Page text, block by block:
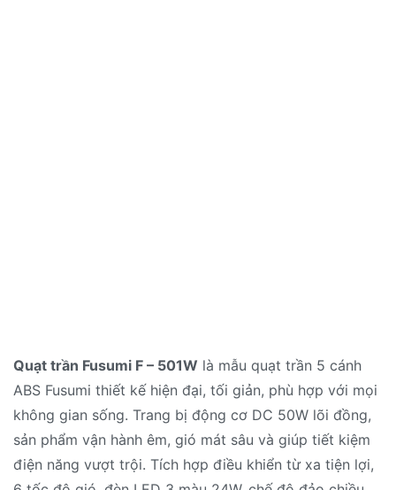
Quạt trần Fusumi F – 501W là mẫu quạt trần 5 cánh
ABS Fusumi thiết kế hiện đại, tối giản, phù hợp với mọi
không gian sống. Trang bị động cơ DC 50W lõi đồng,
sản phẩm vận hành êm, gió mát sâu và giúp tiết kiệm
điện năng vượt trội. Tích hợp điều khiển từ xa tiện lợi,